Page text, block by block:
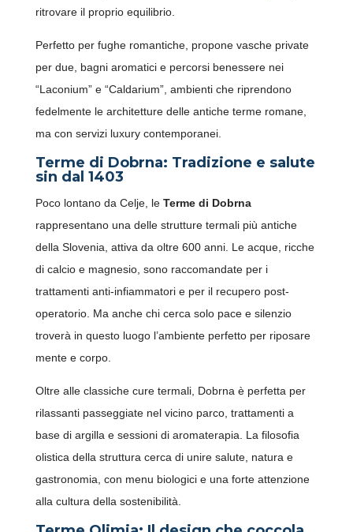
ritrovare il proprio equilibrio.
Perfetto per fughe romantiche, propone vasche private
per due, bagni aromatici e percorsi benessere nei
“Laconium” e “Caldarium”, ambienti che riprendono
fedelmente le architetture delle antiche terme romane,
ma con servizi luxury contemporanei.
Terme di Dobrna: Tradizione e salute
sin dal 1403
Poco lontano da Celje, le Terme di Dobrna
rappresentano una delle strutture termali più antiche
della Slovenia, attiva da oltre 600 anni. Le acque, ricche
di calcio e magnesio, sono raccomandate per i
trattamenti anti-infiammatori e per il recupero post-
operatorio. Ma anche chi cerca solo pace e silenzio
troverà in questo luogo l’ambiente perfetto per riposare
mente e corpo.
Oltre alle classiche cure termali, Dobrna è perfetta per
rilassanti passeggiate nel vicino parco, trattamenti a
base di argilla e sessioni di aromaterapia. La filosofia
olistica della struttura cerca di unire salute, natura e
gastronomia, con menu biologici e una forte attenzione
alla cultura della sostenibilità.